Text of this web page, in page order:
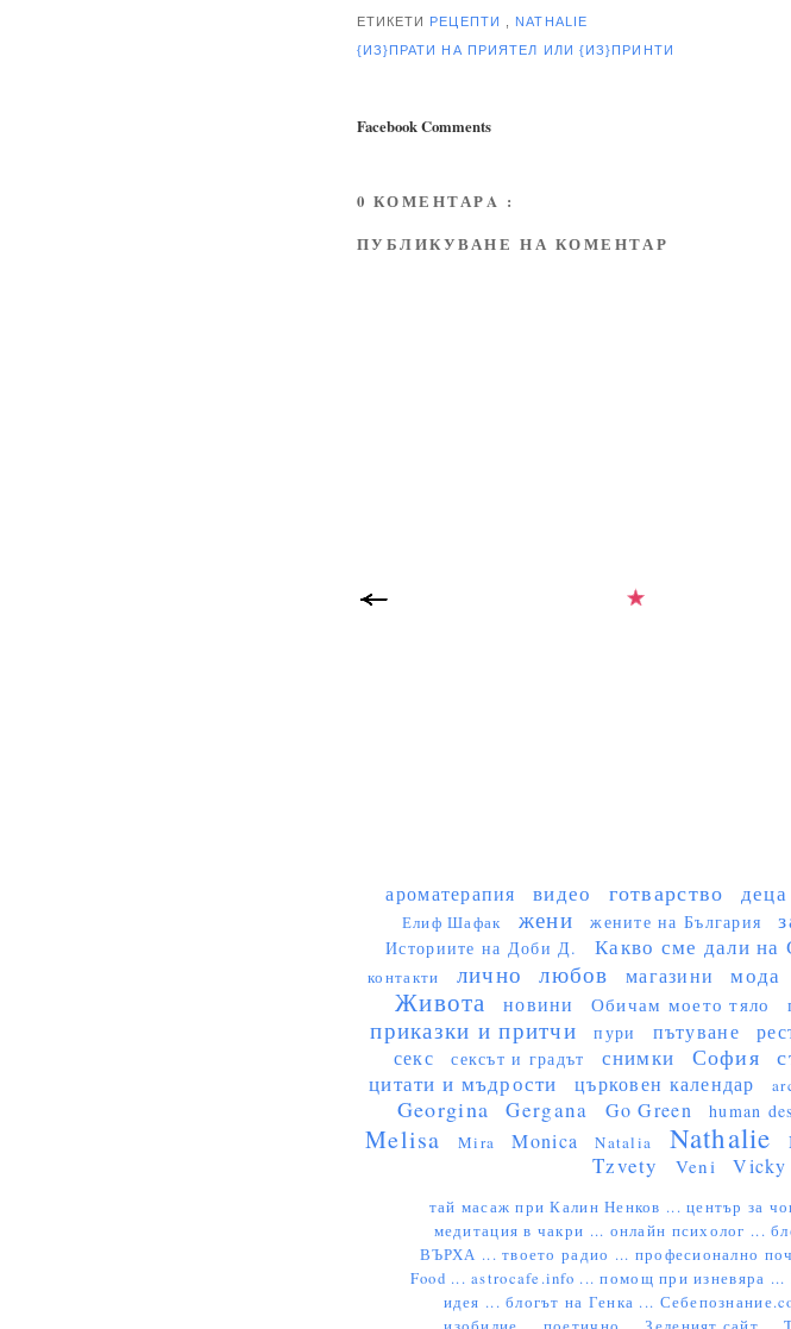
ЕТИКЕТИ РЕЦЕПТИ NATHALIE
{ИЗ}ПРАТИ НА ПРИЯТЕЛ ИЛИ {ИЗ}ПРИНТИ
Facebook Comments
0 КОМЕНТАРA :
ПУБЛИКУВАНЕ НА КОМЕНТАР
ароматерапия видео готварство деца
Елиф Шафак жени жените на България
Историите на Доби Д. Какво сме дали на
контакти лично любов магазини мода
Живота
новини Обичам моето тяло
приказки и притчи
пури пътуване
секс сексът и градът снимки София
цитати и мъдрости църковен календар
Georgina Gergana Go Green human
Melisa Mira Monica Natalia Nathalie
Tzvety Veni Vicky
тай масаж при Калин Ненков ...център за
медитация в чакри ... онлайн психолог ...
ВЪРХА ...твоето радио ... професионално
Food ...astrocafe.info ...помощ при изневяра ...
идея ...блогът на Генка ...